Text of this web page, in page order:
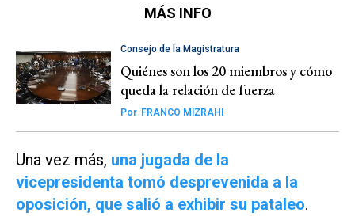
MÁS INFO
Consejo de la Magistratura
Quiénes son los 20 miembros y cómo
queda la relación de fuerza
Por FRANCO MIZRAHI
Una vez más, una jugada de la
vicepresidenta tomó desprevenida a la
oposición, que salió a exhibir su pataleo.